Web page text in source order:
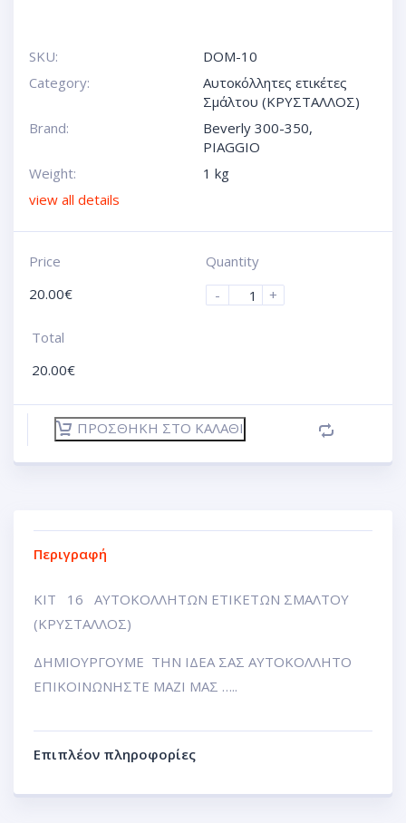
SKU:
DOM-10
Category:
Αυτοκόλλητες ετικέτες
Σμάλτου (ΚΡΥΣΤΑΛΛΟΣ)
Brand:
Beverly 300-350,
PIAGGIO
Weight:
1 kg
view all details
Price
20.00€
Quantity
-
+
Total
20.00€
ΠΡΟΣΘΉΚΗ ΣΤΟ ΚΑΛΆΘΙ
Περιγραφή
ΚΙΤ 16 ΑΥΤΟΚΟΛΛΗΤΩΝ ΕΤΙΚΕΤΩΝ ΣΜΑΛΤΟΥ
(ΚΡΥΣΤΑΛΛΟΣ)
ΔΗΜΙΟΥΡΓΟΥΜΕ ΤΗΝ ΙΔΕΑ ΣΑΣ ΑΥΤΟΚΟΛΛΗΤΟ
ΕΠΙΚΟΙΝΩΝΗΣΤΕ ΜΑΖΙ ΜΑΣ …..
Επιπλέον πληροφορίες